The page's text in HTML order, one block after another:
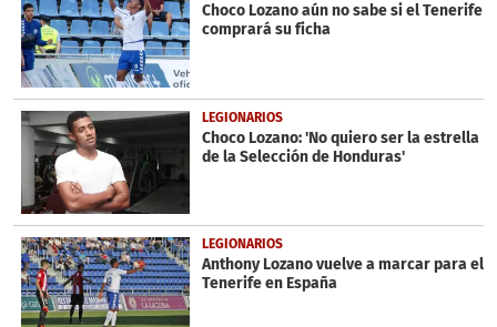
Choco Lozano aún no sabe si el Tenerife
comprará su ficha
LEGIONARIOS
Choco Lozano: 'No quiero ser la estrella
de la Selección de Honduras'
LEGIONARIOS
Anthony Lozano vuelve a marcar para el
Tenerife en España